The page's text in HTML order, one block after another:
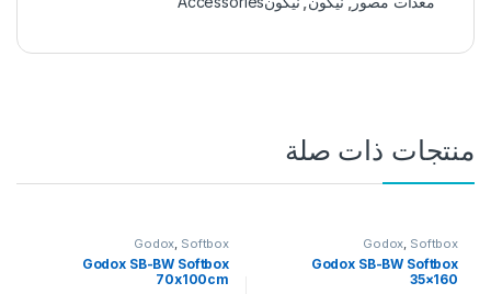
منتجات ذات صلة
Godox, Softbox
Godox SB-BW Softbox
35×160
Godox, Softbox
Godox SB-BW Softbox
70x100cm